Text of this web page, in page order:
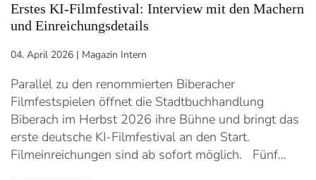
Erstes KI-Filmfestival: Interview mit den Machern
und Einreichungsdetails
04. April 2026 | Magazin Intern
Parallel zu den renommierten Biberacher
Filmfestspielen öffnet die Stadtbuchhandlung
Biberach im Herbst 2026 ihre Bühne und bringt das
erste deutsche KI-Filmfestival an den Start.
Filmeinreichungen sind ab sofort möglich. Fünf…